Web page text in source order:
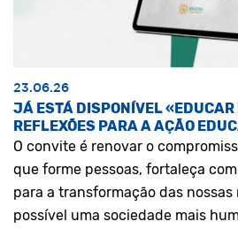
23.06.26
JÁ ESTÁ DISPONÍVEL
REFLEXÕES PARA A AÇÃO
O convite é renovar o
que forme pessoas, fortaleça
para a transformação das
possível uma sociedade mais